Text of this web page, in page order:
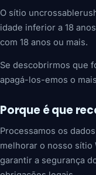
O sítio
idade inferior a 18
com 18 anos ou mais.
Se descobrirmos que
apagá-los-emos o
Porque é que
Processamos os
melhorar o nosso sítio
garantir a segurança